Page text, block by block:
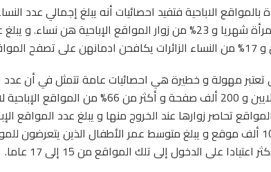
الاباحية فتفيد احصائيات أنه يبلغ إجمالي عدد
نحو 9 ملايين و 400 ألف امرأة شهريا و 23% من زوار المواقع
تعتبر مهولة و خطيرة هي احصائيات عامة تتمثل في أن
الانترنت يبلغ ما يفوق 4 ملايين و 200 ألف صفحة و
من 25% من المواقع تحاصر زوارها عند الخروج منها و يبلغ عدد
على الدخول إلى تلك المواقع من 15 إلى 17 عاما.